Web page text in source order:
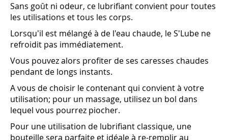
Sans goût ni odeur, ce lubrifiant convient pour toutes
les utilisations et tous les corps.
Lorsqu'il est mélangé à de l'eau chaude, le S'Lube ne
refroidit pas immédiatement.
Vous pouvez alors profiter de ses caresses chaudes
pendant de longs instants.
A vous de choisir le contenant qui convient à votre
utilisation; pour un massage, utilisez un bol dans
lequel vous pourrez piocher.
Pour une utilisation de lubrifiant classique, une
bouteille sera parfaite et idéale à re-remplir au